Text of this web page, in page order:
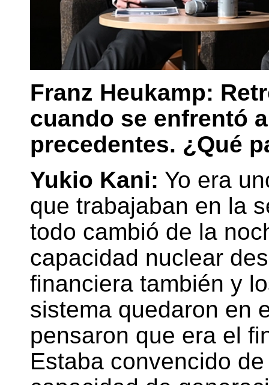
Franz Heukamp:
cuando se enfrentó
precedentes. ¿Qué
Yukio Kani: Yo era
que trabajaban en la
todo cambió de la
capacidad nuclear
financiera también y
sistema quedaron en
pensaron que era el
Estaba convencido